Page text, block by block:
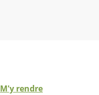
M'y rendre